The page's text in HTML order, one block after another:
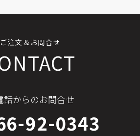
ご注文＆お問合せ
話からのお問合せ
92-0343